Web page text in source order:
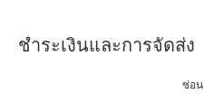
ชำระเงินและการจัดส่ง
ซ่อน